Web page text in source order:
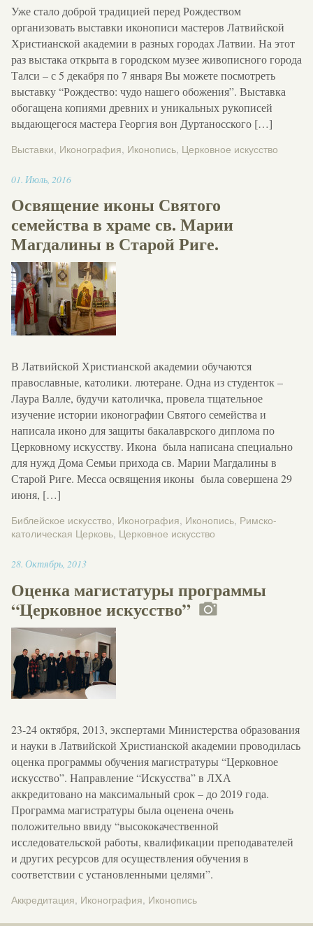
Уже стало доброй традицией перед Рождеством
организовать выставки иконописи мастеров Латвийской
Христианской академии в разных городах Латвии. На этот
раз выстака открыта в городском музее живописного города
Талси – с 5 декабря по 7 января Вы можете посмотреть
выставку “Рождество: чудо нашего обожения”. Выставка
обогащена копиями древних и уникальных рукописей
выдающегося мастера Георгия вон Дуртаносского […]
Выставки, Иконография, Иконопись, Церковное искусство
01. Июль, 201617:03
Освящение иконы Святого
семейства в храме св. Марии
Магдалины в Старой Риге.
В Латвийской Христианской академии обучаются
православные, католики. лютеране. Одна из студенток –
Лаура Валле, будучи католичка, провела тщательное
изучение истории иконографии Святого семейства и
написала иконо для защиты бакалаврского диплома по
Церковному искусству. Икона была написана специально
для нужд Дома Семьи прихода св. Марии Магдалины в
Старой Риге. Месса освящения иконы была совершена 29
июня, […]
Библейское искусство, Иконография, Иконопись, Римско-
католическая Церковь, Церковное искусство
28. Октябрь, 201314:08
Оценка магистатуры программы
“Церковное искусство”
23-24 октября, 2013, экспертами Министерства образования
и науки в Латвийской Христианской академии проводилась
оценка программы обучения магистратуры “Церковное
искусство”. Направление “Искусства” в ЛХА
аккредитовано на максимальный срок – до 2019 года.
Программа магистратуры была оценена очень
положительно ввиду “высококачественной
исследовательской работы, квалификации преподавателей
и других ресурсов для осуществления обучения в
соответствии с установленными целями”.
Аккредитация, Иконография, Иконопись